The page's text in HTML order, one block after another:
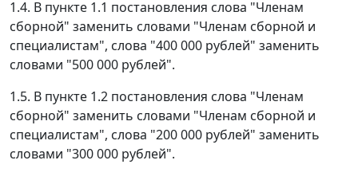
1.4. В пункте 1.1 постановления слова "Членам
сборной" заменить словами "Членам сборной и
специалистам", слова "400 000 рублей" заменить
словами "500 000 рублей".
1.5. В пункте 1.2 постановления слова "Членам
сборной" заменить словами "Членам сборной и
специалистам", слова "200 000 рублей" заменить
словами "300 000 рублей".